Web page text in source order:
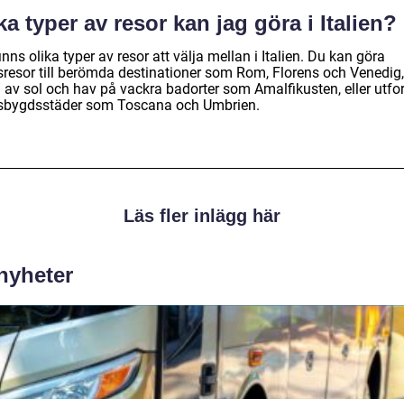
typer av resor kan jag göra i Italien?
olika typer av resor att välja mellan i Italien. Du kan göra
till berömda destinationer som Rom, Florens och Venedig,
av sol och hav på vackra badorter som Amalfikusten, eller
som Toscana och Umbrien.
Läs fler inlägg här